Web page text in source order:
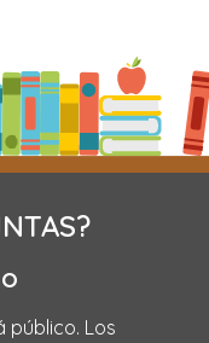
público. Los